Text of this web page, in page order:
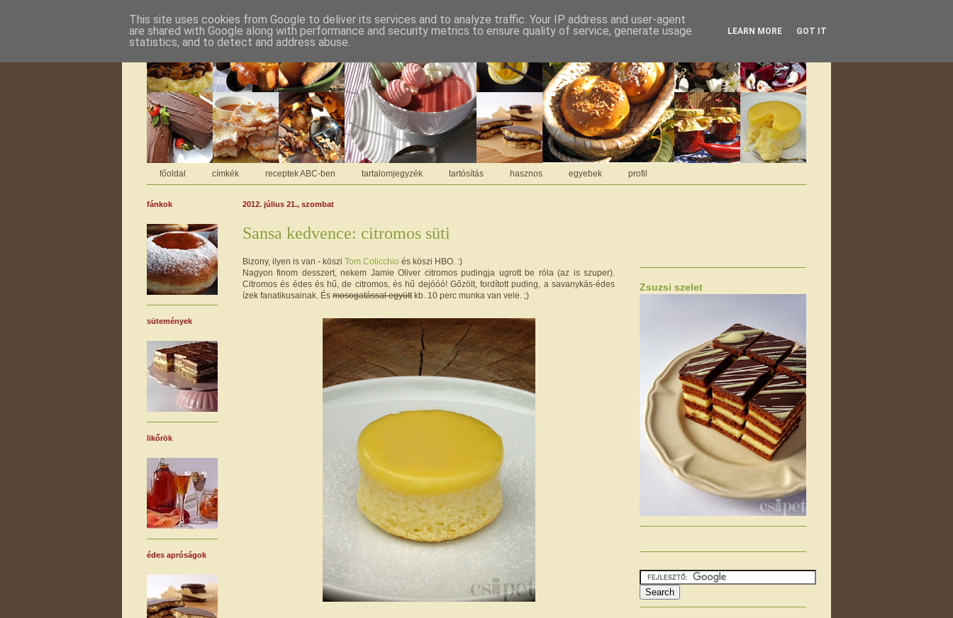
főoldal címkék receptek ABC-ben tartalomjegyzék tartósítás hasznos egyebek profil
2012. július 21., szombat
Sansa kedvence: citromos süti
Bizony, ilyen is van - köszi Tom Colicchio és köszi HBO. :)
Nagyon finom desszert, nekem Jamie Oliver citromos pudingja ugrott be róla (az is szuper).
Citromos és édes és hű, de citromos, és hű dejóóó! Gőzölt, fordított puding, a savanykás-édes
ízek fanatikusainak. És mosogatással együtt kb. 10 perc munka van vele. ;)
fánkok
sütemények
likőrök
édes apróságok
Zsuzsi szelet
This site uses cookies from Google to deliver its services and to analyze traffic. Your IP address and user-agent
are shared with Google along with performance and security metrics to ensure quality of service, generate usage
statistics, and to detect and address abuse.
LEARN MORE GOT IT